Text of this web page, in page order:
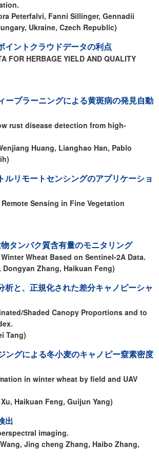
Peterfalvi, Fanni Sillinger, Gennadii
Ukraine, Czech Republic)
イントクラウドデータの利点
FOR HERBAGE YIELD AND QUALITY
ープラーニングによる黄斑病の発見自動
rust disease detection from high-
Huang, Lianghao Han, Pablo
リモートセンシングのアプリケーショ
Sensing in Fine Vegetation
タンパク質含有量のモニタリング
Wheat Based on Sentinel-2A Data.
Zhang, Haikuan Feng)
と、正規化された差分キャノピーシャ
Shaded Canopy Proportions and to
Tang)
ングによる冬小麦のキャノピー窒素密度
in winter wheat by field and UAV
Haikuan Feng, Guijun Yang)
出
imaging.
Jing cheng Zhang, Haibo Zhang,